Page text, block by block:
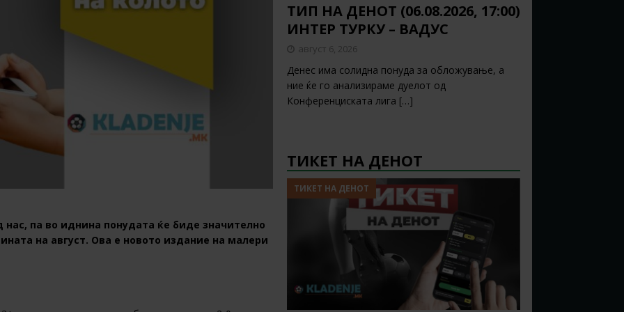
па во иднина понудата ќе биде значително
на август. Ова е новото издание на малери
ТИП НА ДЕНОТ (06.08.2026, 17:00)
ИНТЕР ТУРКУ – ВАДУС
август 6, 2026
Денес има солидна понуда за обложување, а
ние ќе го анализираме дуелот од
Конференциската лига […]
ТИКЕТ НА ДЕНОТ
ТИКЕТ НА ДЕНОТ